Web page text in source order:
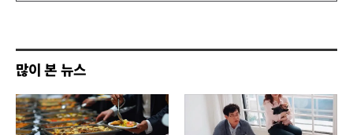
기
많이 본 뉴스